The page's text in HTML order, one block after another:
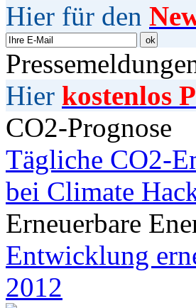
Hier für den
Hier kostenlos
CO2-Prognose
Tägliche CO2-
bei Climate
Erneuerbare
Entwicklung
2012